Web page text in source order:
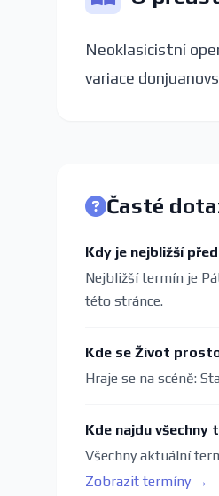
Neoklasicistní
variace
Časté
Kdy je nejbližší
Nejbližší termín je
této stránce.
Kde se Život
Hraje se na scéně:
Kde najdu
Všechny aktuální
Zobrazit termíny →